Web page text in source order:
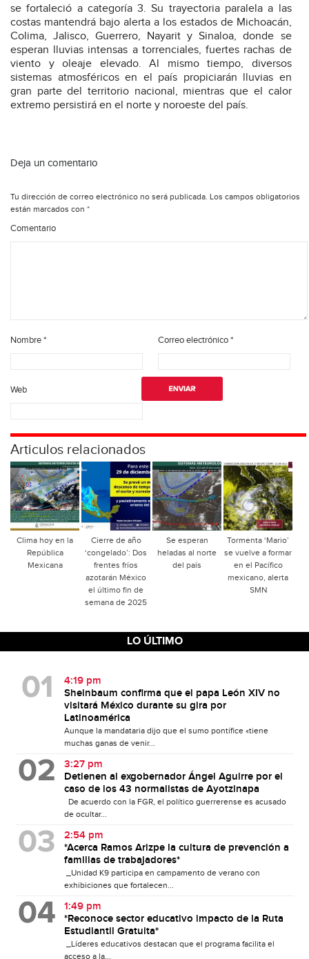
se fortaleció a categoría 3. Su trayectoria paralela a las
costas mantendrá bajo alerta a los estados de Michoacán,
Colima, Jalisco, Guerrero, Nayarit y Sinaloa, donde se
esperan lluvias intensas a torrenciales, fuertes rachas de
viento y oleaje elevado. Al mismo tiempo, diversos
sistemas atmosféricos en el país propiciarán lluvias en
gran parte del territorio nacional, mientras que el calor
extremo persistirá en el norte y noroeste del país.
Deja un comentario
Tu dirección de correo electrónico no será publicada. Los campos obligatorios
están marcados con *
Comentario
Nombre* Correo electrónico*
Web
Articulos relacionados
Clima hoy en la
República
Mexicana
Cierre de año
‘congelado’: Dos
frentes fríos
azotarán México
el último fin de
semana de 2025
Se esperan
heladas al norte
del país
Tormenta ‘Mario’
se vuelve a formar
en el Pacífico
mexicano, alerta
SMN
LO ÚLTIMO
4:19 pm
Sheinbaum confirma que el papa León XIV no
visitará México durante su gira por
Latinoamérica
Aunque la mandataria dijo que el sumo pontífice «tiene
muchas ganas de venir...
3:27 pm
Detienen al exgobernador Ángel Aguirre por el
caso de los 43 normalistas de Ayotzinapa
De acuerdo con la FGR, el político guerrerense es acusado
de ocultar...
2:54 pm
*Acerca Ramos Arizpe la cultura de prevención a
familias de trabajadores*
_Unidad K9 participa en campamento de verano con
exhibiciones que fortalecen...
1:49 pm
*Reconoce sector educativo impacto de la Ruta
Estudiantil Gratuita*
_Líderes educativos destacan que el programa facilita el
acceso a la...